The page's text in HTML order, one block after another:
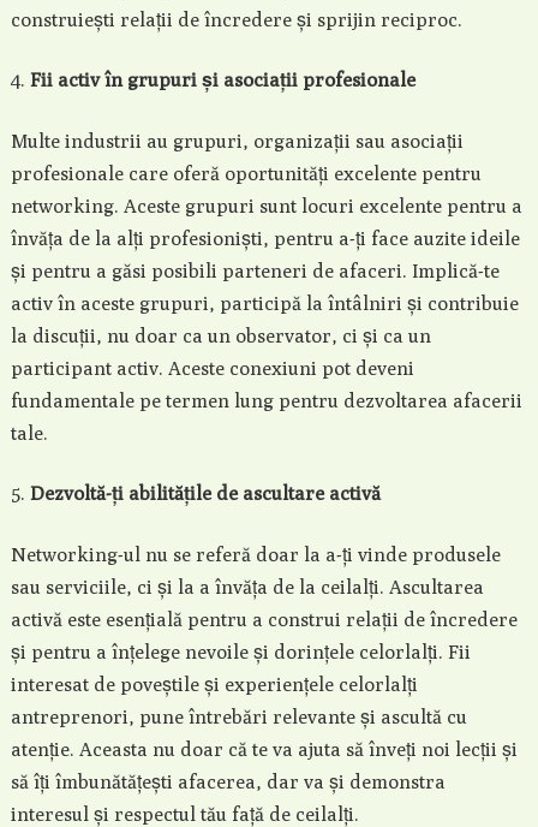
construiești relații de încredere și sprijin reciproc.
Fii activ în grupuri și asociații profesionale
Multe industrii au grupuri, organizații sau asociații
profesionale care oferă oportunități excelente pentru
networking. Aceste grupuri sunt locuri excelente pentru a
învăța de la alți profesioniști, pentru a-ți face auzite ideile
și pentru a găsi posibili parteneri de afaceri. Implică-te
activ în aceste grupuri, participă la întâlniri și contribuie
la discuții, nu doar ca un observator, ci și ca un
participant activ. Aceste conexiuni pot deveni
fundamentale pe termen lung pentru dezvoltarea afacerii
tale.
Dezvoltă-ți abilitățile de ascultare activă
Networking-ul nu se referă doar la a-ți vinde produsele
sau serviciile, ci și la a învăța de la ceilalți. Ascultarea
activă este esențială pentru a construi relații de încredere
și pentru a înțelege nevoile și dorințele celorlalți. Fii
interesat de poveștile și experiențele celorlalți
antreprenori, pune întrebări relevante și ascultă cu
atenție. Aceasta nu doar că te va ajuta să înveți noi lecții și
să îți îmbunătățești afacerea, dar va și demonstra
interesul și respectul tău față de ceilalți.